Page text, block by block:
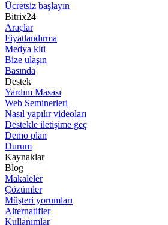
Ücretsiz başlayın
Bitrix24
Araçlar
Fiyatlandırma
Medya kiti
Bize ulaşın
Basında
Destek
Yardım Masası
Web Seminerleri
Nasıl yapılır videoları
Destekle iletişime geç
Demo plan
Durum
Kaynaklar
Blog
Makaleler
Çözümler
Müşteri yorumları
Alternatifler
Kullanımlar